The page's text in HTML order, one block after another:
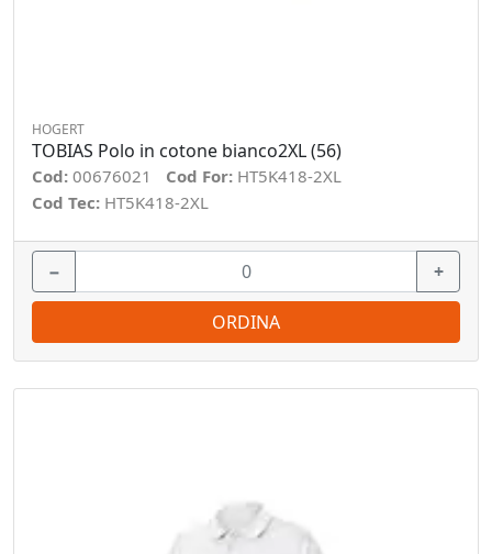
HOGERT
TOBIAS Polo in cotone bianco2XL (56)
Cod: 00676021 Cod For: HT5K418-2XL
Cod Tec: HT5K418-2XL
− +
ORDINA